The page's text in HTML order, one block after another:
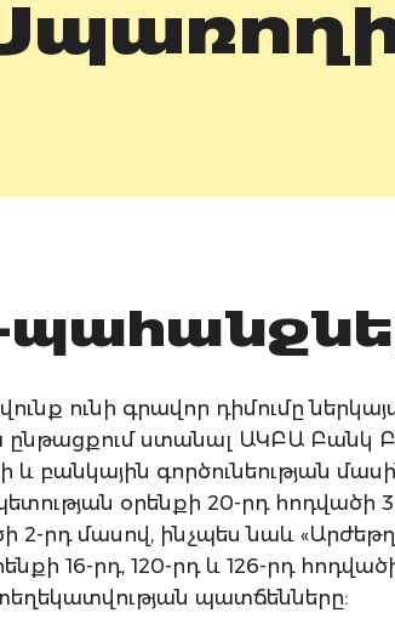
ունի գրավոր դիմումը
ընթացքում ստանալ ԱԿԲԱ Բանկ
և բանկային գործունեության
օրենքի 20-րդ հոդվածի
2-րդ մասով, ինչպես նաև
16-րդ, 120-րդ և 126-րդ
պատճենները: